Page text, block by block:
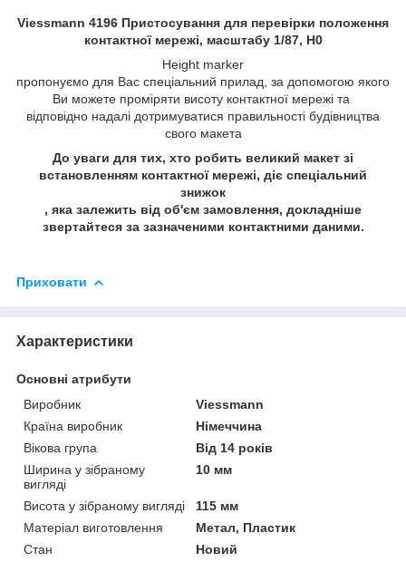
Viessmann 4196 Пристосування для перевірки положення
контактної мережі, масштабу 1/87, H0
Height marker
пропонуємо для Вас спеціальний прилад, за допомогою якого
Ви можете проміряти висоту контактної мережі та
відповідно надалі дотримуватися правильності будівництва
свого макета
До уваги для тих, хто робить великий макет зі
встановленням контактної мережі, діє спеціальний
знижок
, яка залежить від об'єм замовлення, докладніше
звертайтеся за зазначеними контактними даними.
Приховати
Характеристики
Основні атрибути
Виробник
Viessmann
Країна виробник
Німеччина
Вікова група
Від 14 років
Ширина у зібраному
вигляді
10 мм
Висота у зібраному вигляді
115 мм
Матеріал виготовлення
Метал, Пластик
Стан
Новий